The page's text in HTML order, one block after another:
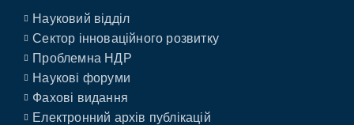
Науковий відділ
Сектор інноваційного розвитку
Проблемна НДР
Наукові форуми
Фахові видання
Електронний архів публікацій